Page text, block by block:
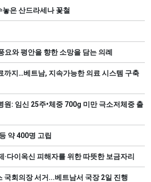
은 산드라세나 꽃철
요와 평안을 향한 소망을 담는 의례
까지…베트남, 지속가능한 의료 시스템 구축
원: 임신 25주•체중 700g 미만 극소저체중 출
약 400명 고립
·다이옥신 피해자를 위한 따뜻한 보금자리
국회의장 서거...베트남서 국장 2일 진행